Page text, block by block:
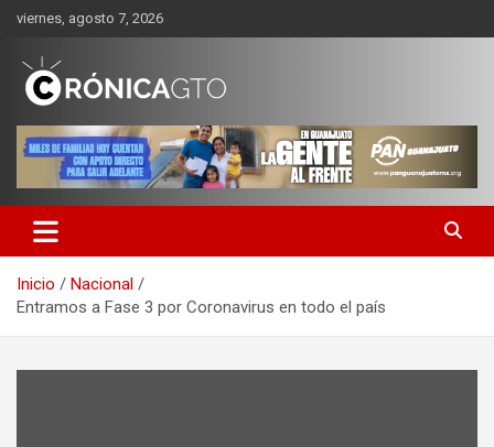
Saltar
contenido
viernes, agosto 7, 2026
CRONICA GUANAJUATO
Inicio
Nacional
Entramos a Fase 3 por Coronavirus en todo el país